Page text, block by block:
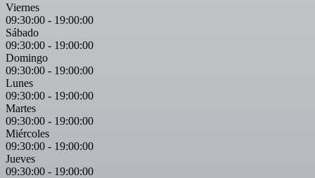
Viernes
09:30:00 - 19:00:00
Sábado
09:30:00 - 19:00:00
Domingo
09:30:00 - 19:00:00
Lunes
09:30:00 - 19:00:00
Martes
09:30:00 - 19:00:00
Miércoles
09:30:00 - 19:00:00
Jueves
09:30:00 - 19:00:00